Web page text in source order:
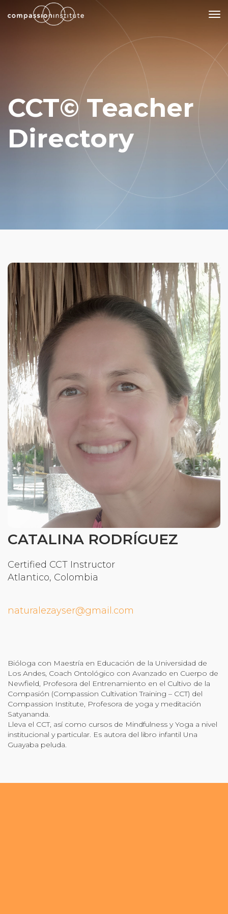
Our Mission
Why Compassion Training?
Our Team
Our Partners & Donors
Health
Law Enforcement & Public Safety
Blog
Free Resources
Research
Login
Donate
CCT© Teacher
Directory
CATALINA RODRÍGUEZ
Certified CCT Instructor
Atlantico, Colombia
naturalezayser@gmail.com
Bióloga con Maestría en Educación de la Universidad de
Los Andes, Coach Ontológico con Avanzado en Cuerpo de
Newfield, Profesora del Entrenamiento en el Cultivo de la
Compasión (Compassion Cultivation Training – CCT) del
Compassion Institute, Profesora de yoga y meditación
Satyananda.
Lleva el CCT, así como cursos de Mindfulness y Yoga a nivel
institucional y particular. Es autora del libro infantil Una
Guayaba peluda.